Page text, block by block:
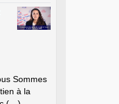
Sommes
à la